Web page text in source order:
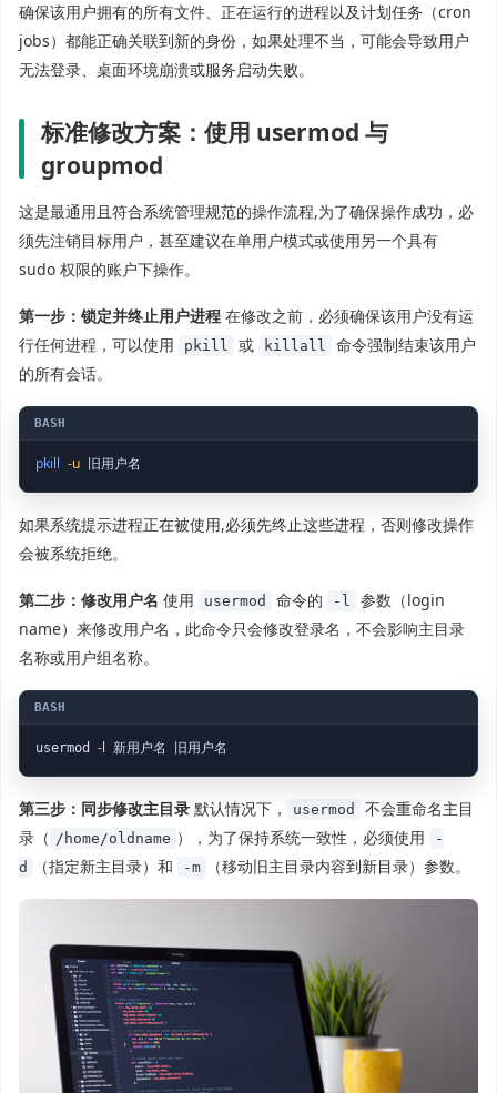
确保该用户拥有的所有文件、正在运行的进程以及计划任务（cron
jobs）都能正确关联到新的身份，如果处理不当，可能会导致用户
无法登录、桌面环境崩溃或服务启动失败。
标准修改方案：使用 usermod 与
groupmod
这是最通用且符合系统管理规范的操作流程,为了确保操作成功，必
须先注销目标用户，甚至建议在单用户模式或使用另一个具有
sudo 权限的账户下操作。
第一步：锁定并终止用户进程 在修改之前，必须确保该用户没有运
行任何进程，可以使用
pkill 或 killall
命令强制结束该用户
的所有会话。
pkill -u 旧用户名
如果系统提示进程正在被使用,必须先终止这些进程，否则修改操作
会被系统拒绝。
第二步：修改用户名 使用 usermod 命令的 -l
参数（login
name）来修改用户名，此命令只会修改登录名，不会影响主目录
名称或用户组名称。
usermod -l 新用户名 旧用户名
第三步：同步修改主目录 默认情况下， usermod
不会重命名主目
录（ /home/oldname ），为了保持系统一致性，必须使用
-
d
（指定新主目录）和 -m （移动旧主目录内容到新目录）参数。